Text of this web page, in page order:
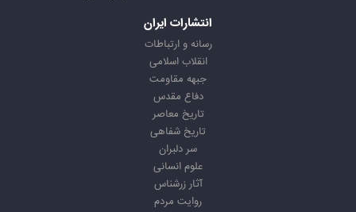
انتشارات ایران
رسانه و ارتباطات
انقلاب اسلامی
جبهه مقاومت
دفاع مقدس
تاریخ معاصر
تاریخ شفاهی
سر دلبران
علوم انسانی
آثار زرشناس
روایت مردم